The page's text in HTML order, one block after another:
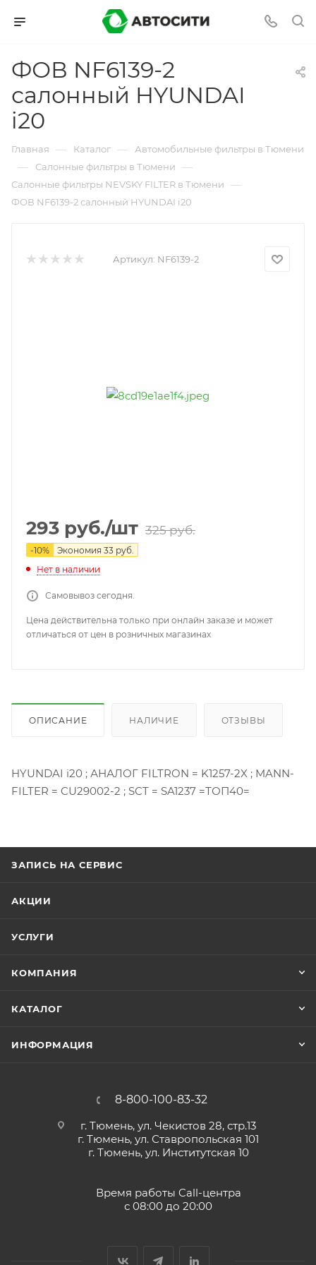
ФОВ NF6139-2
салонный HYUNDAI
i20
Главная — Каталог — Автомобильные фильтры в Тюмени
— Салонные фильтры в Тюмени —
Салонные фильтры NEVSKY FILTER в Тюмени —
ФОВ NF6139-2 салонный HYUNDAI i20
Артикул: NF6139-2
293 руб./шт 325руб.
-10% Экономия 33 руб.
Нет в наличии
Самовывоз сегодня.
Цена действительна только при онлайн заказе и может
отличаться от цен в розничных магазинах
ОПИСАНИЕ НАЛИЧИЕ ОТЗЫВЫ
HYUNDAI i20 ; АНАЛОГ FILTRON = K1257-2X ; MANN-
FILTER = CU29002-2 ; SCT = SA1237 =ТОП40=
ЗАПИСЬ НА СЕРВИС
АКЦИИ
УСЛУГИ
КОМПАНИЯ
КАТАЛОГ
ИНФОРМАЦИЯ
8-800-100-83-32
г. Тюмень, ул. Чекистов 28, стр.13
г. Тюмень, ул. Ставропольская 101
г. Тюмень, ул. Институтская 10
Время работы Call-центра
с 08:00 до 20:00